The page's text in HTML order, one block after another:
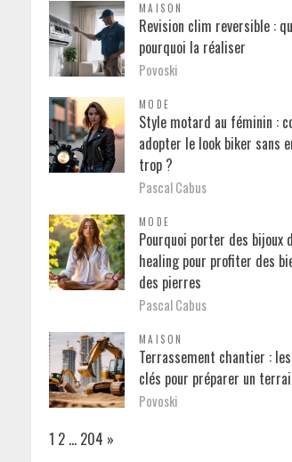
MAISON
Revision clim reversible :
pourquoi la réaliser
Povoski
MODE
Style motard au féminin :
adopter le look biker sans
trop ?
Pascal Cabus
MODE
Pourquoi porter des bijoux
healing pour profiter des
des pierres
Pascal Cabus
MAISON
Terrassement chantier :
clés pour préparer un
Povoski
Page:
1 2 … 204 Next
»